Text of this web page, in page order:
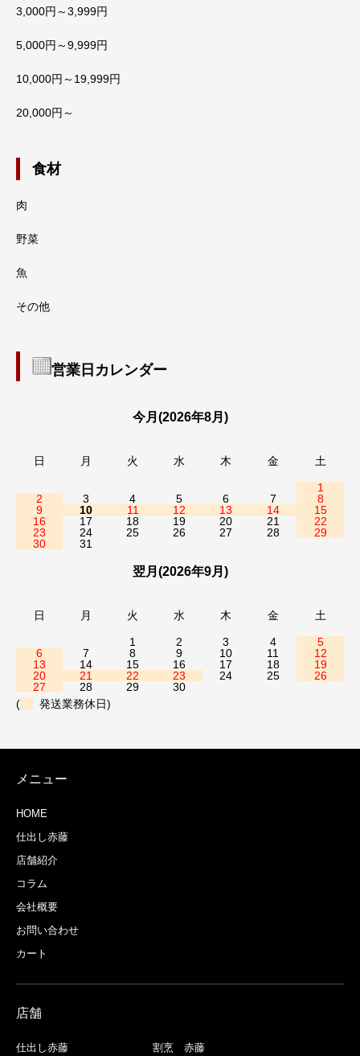
3,000円～3,999円
5,000円～9,999円
10,000円～19,999円
20,000円～
食材
肉
野菜
魚
その他
営業日カレンダー
今月(2026年8月)
日 月 火 水 木 金 土
1
2
3 4 5 6 7
8
9
10 11 12 13 14
15
16
17 18 19 20 21
22
23
24 25 26 27 28
29
30
31
翌月(2026年9月)
日 月 火 水 木 金 土
1 2 3 4
5
6
7 8 9 10 11
12
13
14 15 16 17 18
19
20
21 22 23 24 25
26
27
28 29
30
(
発送業務休日)
メニュー
HOME
仕出し赤藤
店舗紹介
コラム
会社概要
お問い合わせ
カート
店舗
仕出し赤藤 割烹 赤藤